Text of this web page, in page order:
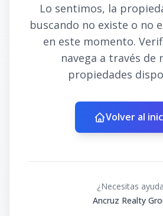
Lo sentimos, la
buscando no existe o no
en este momento.
navega a través de
propiedades
Volver al
¿Necesitas
Ancruz Realty